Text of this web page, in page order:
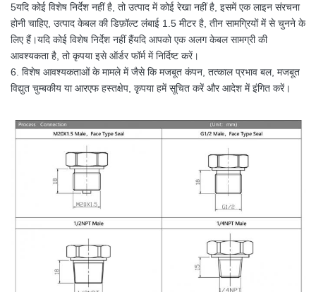
5यदि कोई विशेष निर्देश नहीं है, तो उत्पाद में कोई रेखा नहीं है, इसमें एक लाइन संरचना
होनी चाहिए, उत्पाद केबल की डिफ़ॉल्ट लंबाई 1.5 मीटर है, तीन सामग्रियों में से चुनने के
लिए हैं।यदि कोई विशेष निर्देश नहीं हैंयदि आपको एक अलग केबल सामग्री की
आवश्यकता है, तो कृपया इसे ऑर्डर फॉर्म में निर्दिष्ट करें।
6. विशेष आवश्यकताओं के मामले में जैसे कि मजबूत कंपन, तत्काल प्रभाव बल, मजबूत
विद्युत चुम्बकीय या आरएफ हस्तक्षेप, कृपया हमें सूचित करें और आदेश में इंगित करें।